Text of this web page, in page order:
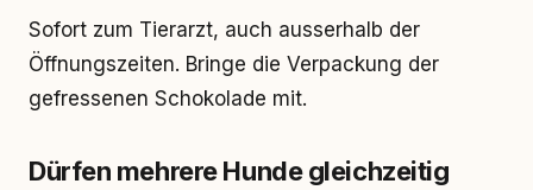
Sofort zum Tierarzt, auch ausserhalb der
Öffnungszeiten. Bringe die Verpackung der
gefressenen Schokolade mit.
Dürfen mehrere Hunde gleichzeitig